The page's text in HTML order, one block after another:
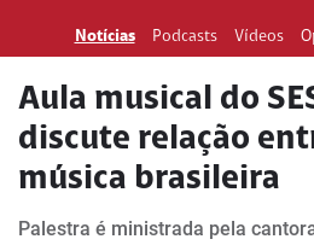
Notícias Podcasts Vídeos
Aula musical do
discute relação
música brasileira
Palestra é ministrada pela